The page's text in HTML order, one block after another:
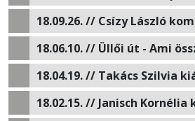
18.09.26. // Csízy László
18.06.10. // Üllői út - Ami
18.04.19. // Takács Szilvia
18.02.15. // Janisch